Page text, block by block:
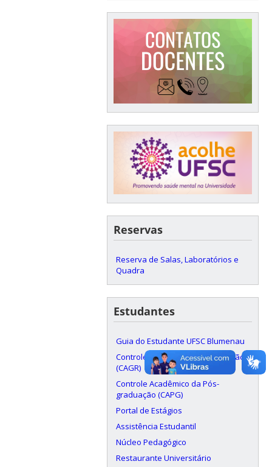
Reservas
Reserva de Salas, Laboratórios e
Quadra
Estudantes
Guia do Estudante UFSC Blumenau
Controle Acadêmico da Graduação
(CAGR)
Controle Acadêmico da Pós-
graduação (CAPG)
Portal de Estágios
Assistência Estudantil
Núcleo Pedagógico
Restaurante Universitário